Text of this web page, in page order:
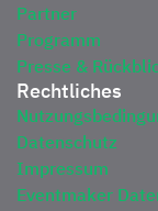
Partner
Programm
Presse &
Rechtliches
Datenschutz
Impressum
Eventmaker